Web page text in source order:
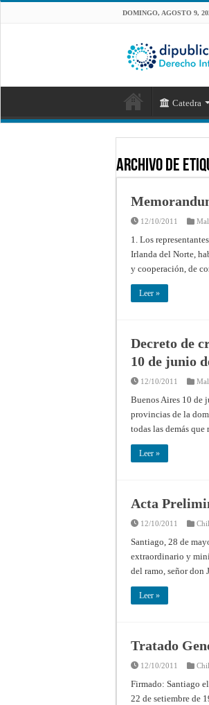
DOMINGO, AGOSTO 9,
Catedra
Archivo de
12/10/2011
1. Los
Irlanda del Norte,
y cooperación, de
Leer »
Decreto de
10 de junio
12/10/2011
Buenos Aires 10 de
provincias de la
todas las demás
Leer »
Acta
12/10/2011
Santiago, 28 de
extraordinario y
del ramo, señor don
Leer »
Tratado
12/10/2011
Firmado: Santiago
22 de setiembre de